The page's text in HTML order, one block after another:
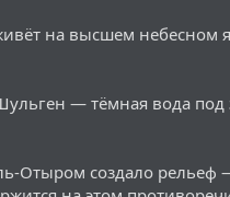
на высшем небесном
— тёмная вода
Отыром создало